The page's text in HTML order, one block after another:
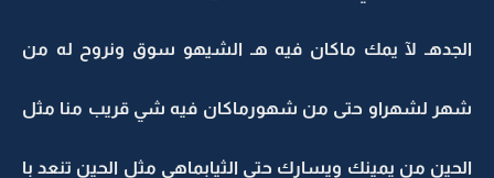
الجدهـ لآ يمك ماكان فيه هـ الشيهو سوق ونروح له من
شهر لشهراو حتى من شهورماكان فيه شي قريب منا مثل
الحين من يمينك ويسارك حتى الثيابماهي مثل الحين تنعد با